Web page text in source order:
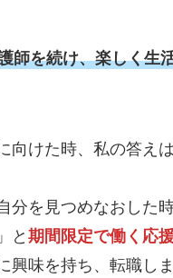
師を続け、楽しく生
向けた時、私の答え
分を見つめなおした
と 期間限定で働く応
興味を持ち、転職しま